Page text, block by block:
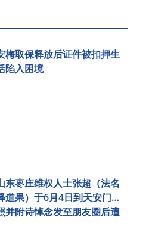
梅取保释放后证件被扣押生
陷入困境
东枣庄维权人士张超（法名
道果）于6月4日到天安门拍
并附诗悼念发至朋友圈后遭